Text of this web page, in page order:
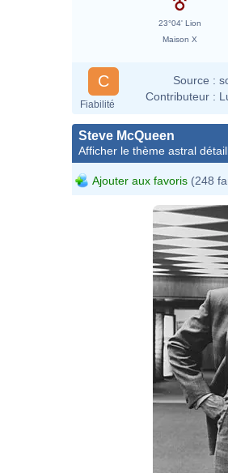
23°04' Lion
Maison X
C
Fiabilité
Source :
Contributeur :
Steve McQueen
Afficher le thème astral
Ajouter aux favoris (248